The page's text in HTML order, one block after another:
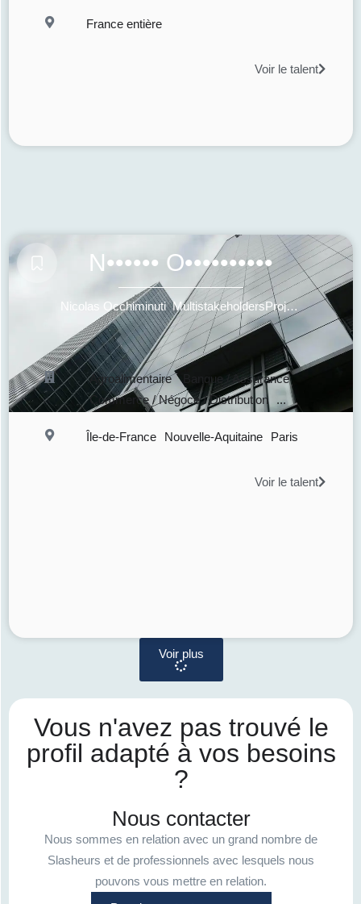
France entière
Voir le talent
N•••••• O••••••••••
Nicolas Occhiminuti_MultistakeholdersProjectMgmt_CollaborativeSustainability_InnovationMarketing_CreativeBusinessDevelopment
Agroalimentaire Banque / Assurance
Commerce / Négoce / Distribution
...
Île-de-France Nouvelle-Aquitaine Paris
Voir le talent
Voir plus
Vous n'avez pas trouvé le
profil adapté à vos besoins
?
Nous contacter
Nous sommes en relation avec un grand nombre de
Slasheurs et de professionnels avec lesquels nous
pouvons vous mettre en relation.